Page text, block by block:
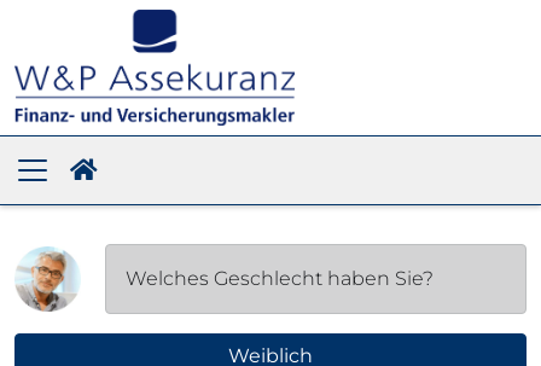
Welches Geschlecht haben Sie?
Weiblich